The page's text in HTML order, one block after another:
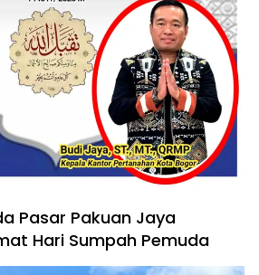
Pasar Pakuan Jaya
Hari Sumpah Pemuda